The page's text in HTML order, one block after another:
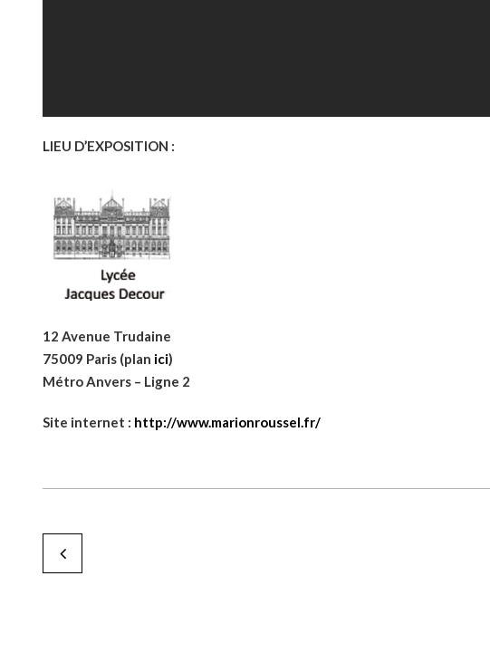
LIEU D’EXPOSITION :
12 Avenue Trudaine
75009 Paris (plan ici)
Métro Anvers – Ligne 2
Site internet : http://www.marionroussel.fr/